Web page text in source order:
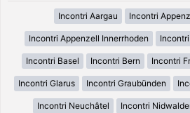
Incontri Aargau Incontri
Incontri Appenzell Innerrhoden
Incontri Basel Incontri Bern Incontri
Incontri Glarus Incontri Graubünden
Incontri Neuchâtel Incontri